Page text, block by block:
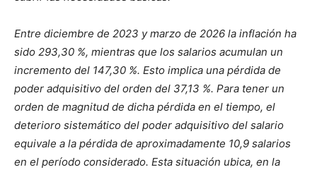
Entre diciembre de 2023 y marzo de 2026 la inflación ha
sido 293,30 %, mientras que los salarios acumulan un
incremento del 147,30 %. Esto implica una pérdida de
poder adquisitivo del orden del 37,13 %. Para tener un
orden de magnitud de dicha pérdida en el tiempo, el
deterioro sistemático del poder adquisitivo del salario
equivale a la pérdida de aproximadamente 10,9 salarios
en el período considerado. Esta situación ubica, en la